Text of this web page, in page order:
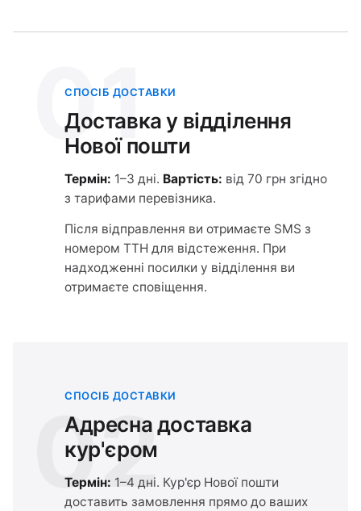
01
СПОСІБ ДОСТАВКИ
Доставка у відділення
Нової пошти
Термін: 1–3 дні. Вартість: від 70 грн згідно
з тарифами перевізника.
Після відправлення ви отримаєте SMS з
номером ТТН для відстеження. При
надходженні посилки у відділення ви
отримаєте сповіщення.
02
СПОСІБ ДОСТАВКИ
Адресна доставка
кур'єром
Термін: 1–4 дні. Кур'єр Нової пошти
доставить замовлення прямо до ваших